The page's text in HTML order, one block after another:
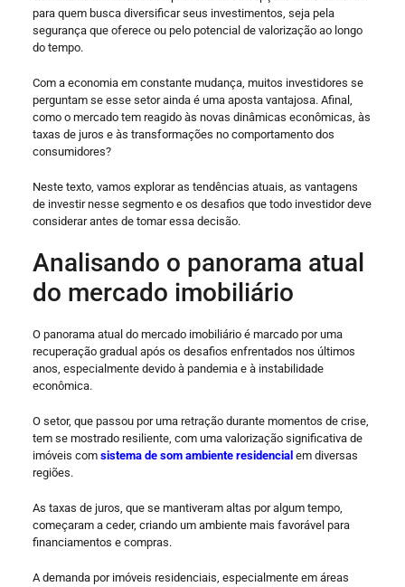
para quem busca diversificar seus investimentos, seja pela
segurança que oferece ou pelo potencial de valorização ao longo
do tempo.
Com a economia em constante mudança, muitos investidores se
perguntam se esse setor ainda é uma aposta vantajosa. Afinal,
como o mercado tem reagido às novas dinâmicas econômicas, às
taxas de juros e às transformações no comportamento dos
consumidores?
Neste texto, vamos explorar as tendências atuais, as vantagens
de investir nesse segmento e os desafios que todo investidor deve
considerar antes de tomar essa decisão.
Analisando o panorama atual
do mercado imobiliário
O panorama atual do mercado imobiliário é marcado por uma
recuperação gradual após os desafios enfrentados nos últimos
anos, especialmente devido à pandemia e à instabilidade
econômica.
O setor, que passou por uma retração durante momentos de crise,
tem se mostrado resiliente, com uma valorização significativa de
imóveis com sistema de som ambiente residencial em diversas
regiões.
As taxas de juros, que se mantiveram altas por algum tempo,
começaram a ceder, criando um ambiente mais favorável para
financiamentos e compras.
A demanda por imóveis residenciais, especialmente em áreas